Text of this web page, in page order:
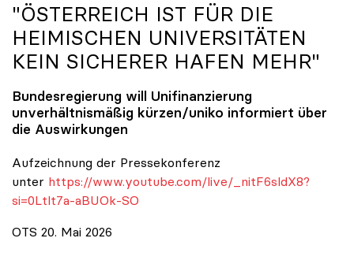
"ÖSTERREICH IST FÜR DIE
HEIMISCHEN UNIVERSITÄTEN
KEIN SICHERER HAFEN MEHR"
Bundesregierung will Unifinanzierung
unverhältnismäßig kürzen/uniko informiert über
die Auswirkungen
Aufzeichnung der Pressekonferenz
unter https://www.youtube.com/live/_nitF6sldX8?
si=0Ltlt7a-aBUOk-SO
OTS 20. Mai 2026